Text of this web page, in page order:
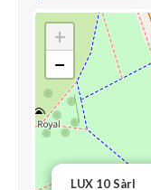
LUX 10 Sàrl
+
−